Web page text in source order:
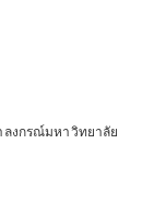
งกรณ์มหาวิทยาลัย